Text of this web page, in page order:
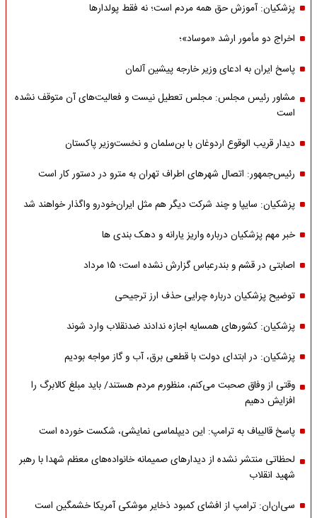
پزشکیان: آموزش حق همه مردم است؛ نه فقط پولدارها
اخراج دو مأمور ارشد «موساد»؛
پاسخ ایران به ادعای وزیر خارجه پیشین آلمان
مشاور رئیس مجلس: مجلس تعطیل نیست و فعالیت‌های آن متوقف نشده
است
دیدار قریب الوقوع اردوغان با بن‌سلمان و نخست‌وزیر پاکستان
رئیس‌جمهور: اتصال شهرهای اطراف تهران به مترو در دستور کار است
پزشکیان: سایپا و چند شرکت دیگر هم مثل ایران‌خودرو واگذار خواهند شد
خبر مهم پزشکیان درباره واریز یارانه و دهک بندی ها
اصابتی در قشم و بندرعباس گزارش نشده است؛ ۱۵ مرداد
توضیح پزشکیان درباره چرایی حذف ارز ترجیحی
پزشکیان: کشورهای همسایه اجازه ندادند ضدنقلاب وارد شوند
پزشکیان: در ابتدای دولت با قطعی برق، آب و گاز مواجه بودیم
وقتی از وفاق صحبت می‌کنم، منظورم مردم هستند/ باید مبلغ کالابرگ را
افزایش دهیم
پاسخ قالیباف به ترامپ: این دیپلماسی نمایشی، شکست خورده است
لحظاتی منتشر نشده از دیدارهای صمیمانه خانواده‌های معظم شهدا با رهبر
شهید انقلاب
سی‌ان‌ان: ترامپ از افشای کمبود ذخایر موشکی آمریکا خشمگین است